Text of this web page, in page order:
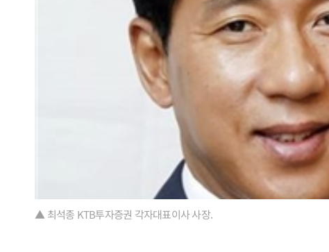
▲ 최석종 KTB투자증권 각자대표이사 사장.